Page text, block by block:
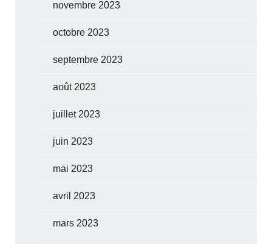
novembre 2023
octobre 2023
septembre 2023
août 2023
juillet 2023
juin 2023
mai 2023
avril 2023
mars 2023